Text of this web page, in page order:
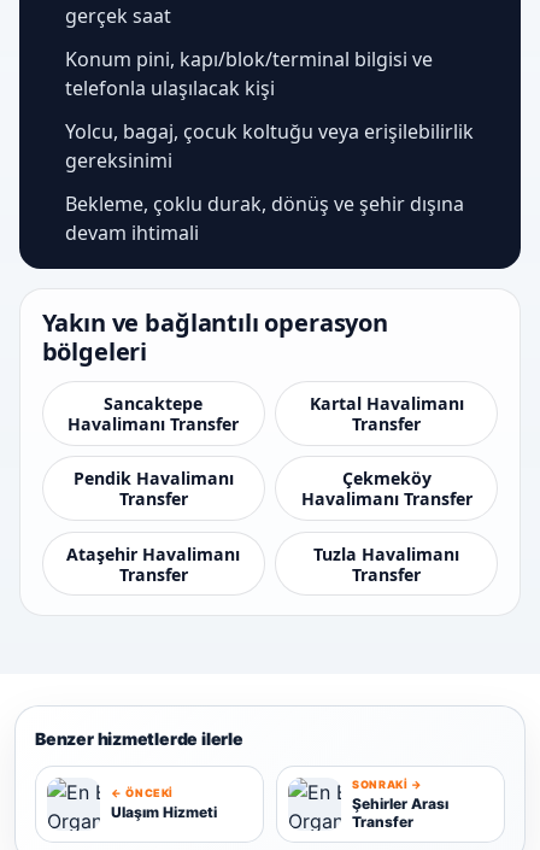
gerçek saat
Konum pini, kapı/blok/terminal bilgisi ve
telefonla ulaşılacak kişi
Yolcu, bagaj, çocuk koltuğu veya erişilebilirlik
gereksinimi
Bekleme, çoklu durak, dönüş ve şehir dışına
devam ihtimali
Yakın ve bağlantılı operasyon
bölgeleri
Sancaktepe
Havalimanı Transfer
Kartal Havalimanı
Transfer
Pendik Havalimanı
Transfer
Çekmeköy
Havalimanı Transfer
Ataşehir Havalimanı
Transfer
Tuzla Havalimanı
Transfer
Benzer hizmetlerde ilerle
U
← ÖNCEKI
Ulaşım Hizmeti
Ş
SONRAKI →
Şehirler Arası
Transfer